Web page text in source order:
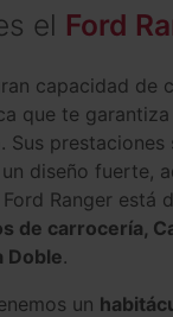
el Ford
capacidad de
que te garantiza
prestaciones
diseño fuerte,
Ranger está
de carrocería,
Doble.
un